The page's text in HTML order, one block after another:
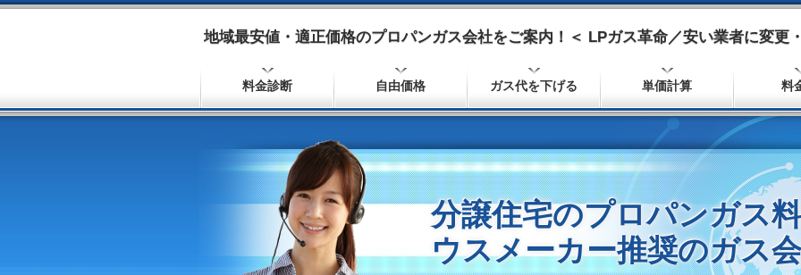
地域最安値・適正価格のプロパンガス会社をご案内！＜ LPガス革命／安い業者に変更
分譲住宅のプロパンガス
ウスメーカー推奨のガス
料金診断 自由価格 ガス代を下げる 単価計算 料